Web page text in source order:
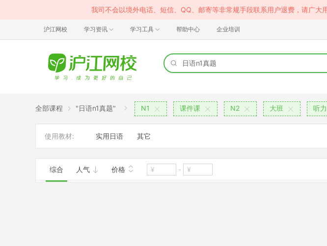
我司不会以境外电话、短信、QQ、邮寄等非常规手段联系用户退费，请广大
沪江网校 学习资讯 学习工具 帮助中心 企业培训
全部课程 "日语n1真题" N1 课件课 N2 大班 听力
使用教材: 实用日语 其它
综合 人气 价格 -